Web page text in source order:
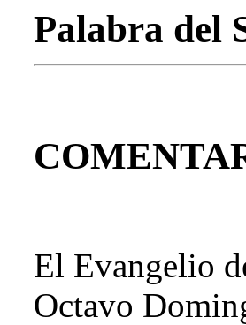
Palabra del
El Evangelio
Octavo